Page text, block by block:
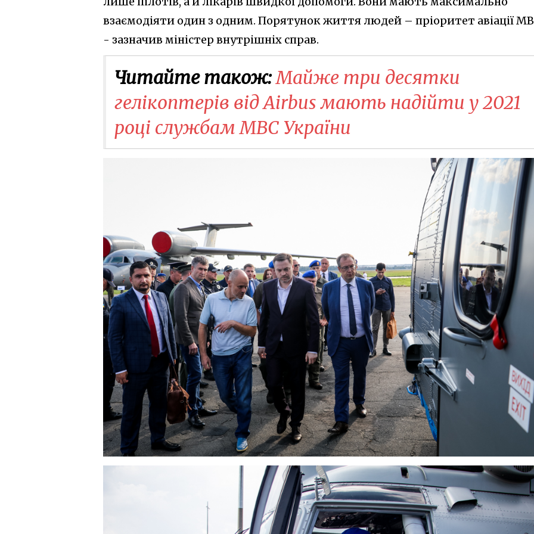
взаємодіяти один з одним. Порятунок життя людей – пріоритет авіації
- зазначив міністер внутрішніх справ.
Читайте також:Майже три десятки
гелікоптерів від Airbus мають надійти у 2021
році службам МВС України